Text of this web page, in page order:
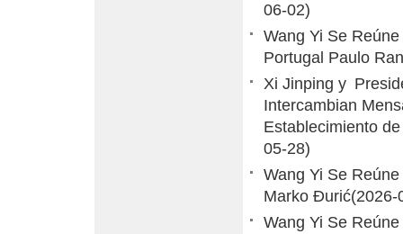
06-02)
Wang Yi Se
Portugal Paulo
Xi Jinping y
Intercambian
Establecimiento
05-28)
Wang Yi Se
Marko Đurić(2026-
Wang Yi Se